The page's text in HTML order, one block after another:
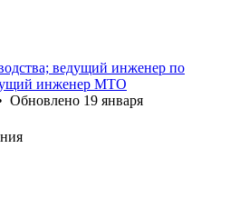
ведущий инженер по
инженер МТО
Обновлено 19 января